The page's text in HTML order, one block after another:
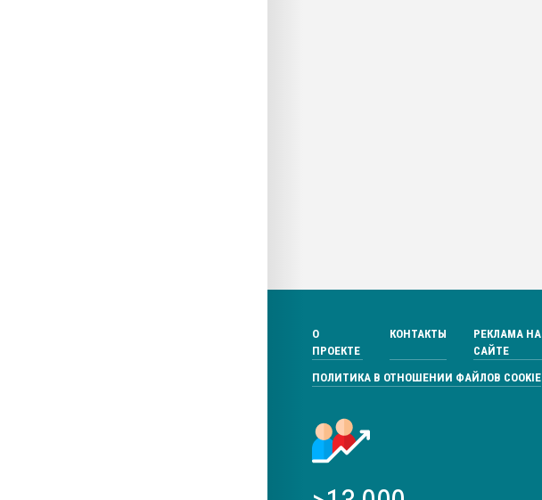
О
ПРОЕКТЕ
КОНТАКТЫ
РЕКЛАМА НА
САЙТЕ
ПОЛИТИКА В ОТНОШЕНИИ ФАЙЛОВ COOKIE